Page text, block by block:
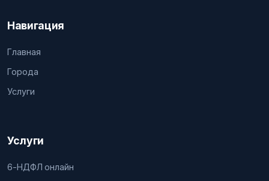
Навигация
Главная
Города
Услуги
Услуги
6-НДФЛ онлайн